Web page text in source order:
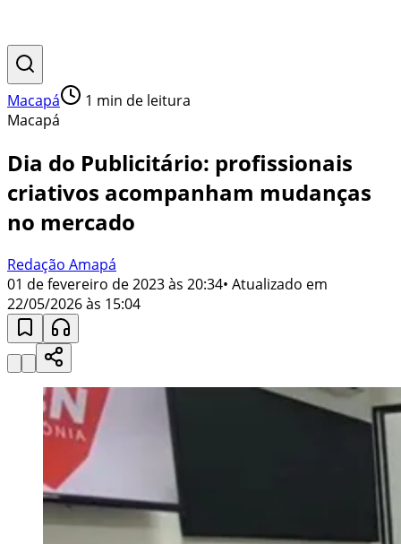
Macapá 1 min de leitura
Macapá
Dia do Publicitário: profissionais
criativos acompanham mudanças
no mercado
Redação Amapá
01 de fevereiro de 2023 às 20:34• Atualizado em
22/05/2026 às 15:04